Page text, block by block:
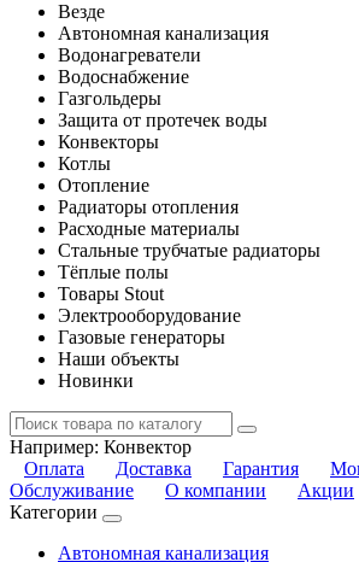
Везде
Автономная канализация
Водонагреватели
Водоснабжение
Газгольдеры
Защита от протечек воды
Конвекторы
Котлы
Отопление
Радиаторы отопления
Расходные материалы
Стальные трубчатые радиаторы
Тёплые полы
Товары Stout
Электрооборудование
Газовые генераторы
Наши объекты
Новинки
Например: Конвектор
Оплата
Доставка Гарантия
Обслуживание
О компании Акции
Категории
Автономная канализация